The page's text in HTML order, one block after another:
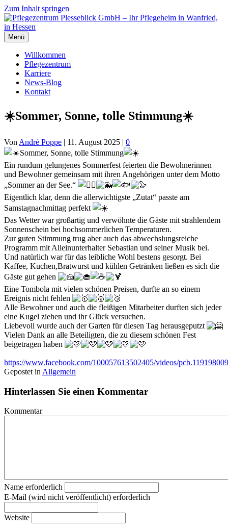
Zum Inhalt springen
Menü
Willkommen
Pflegezentrum
Karriere
News-Blog
Kontakt
☀️Sommer, Sonne, tolle Stimmung☀️
Von André Poppe | 11. August 2025 | 0
Sommer, Sonne, tolle Stimmung
Ein rundum gelungenes Sommerfest feierten die Bewohnerinnen
und Bewohner gemeinsam mit ihren Angehörigen unter dem Motto
„Sommer an der See.“
Eigentlich klar, denn die allerwichtigste „Zutat“ passte am
Samstagnachmittag perfekt
Das Wetter war großartig und verwöhnte die Gäste mit strahlendem
Sonnenschein bei hochsommerlichen Temperaturen.
Zur guten Stimmung trug aber auch das abwechslungsreiche
Programm mit Alleinunterhalter Sebastian und seiner Musik bei.
Und natürlich war für das leibliche Wohl bestens gesorgt. Bei
Kaffee, Kuchen,Bratwurst und kühlen Getränken ließen es sich die
Gäste gut gehen
Eine Tombola mit vielen schönen Preisen, durfte an so einem
Ereignis nicht fehlen
Alle Bewohner und auch die fleißigen Mitarbeiter durften sich jeder
eine Kugel ziehen und ihr Glück versuchen.
Liebevoll wurde auch der Garten für diesen Tag herausgeputzt
Vielen Dank an alle Beteiligten, die zu diesem schönen Fest
beigetragen haben
https://www.facebook.com/100057613502405/videos/
Gepostet in Allgemein
Hinterlassen Sie einen Kommentar
Kommentar
Name erforderlich
E-Mail (wird nicht veröffentlicht) erforderlich
Website